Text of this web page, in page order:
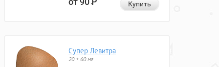
Купить
Супер Левитра
20 + 60 мг